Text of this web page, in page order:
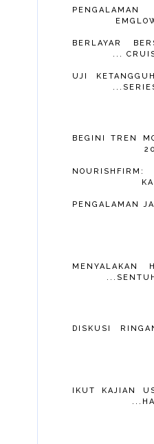
BERLAYAR
UJI
BEGINI TREN
PENGALAMAN
MENYALAKAN
DISKUSI
IKUT KAJIAN